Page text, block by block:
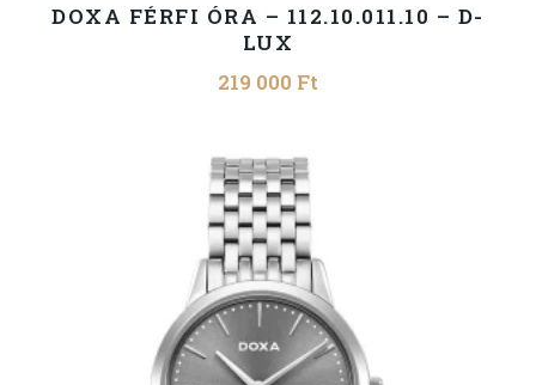
DOXA FÉRFI ÓRA – 112.10.011.10 – D-
LUX
219 000 Ft